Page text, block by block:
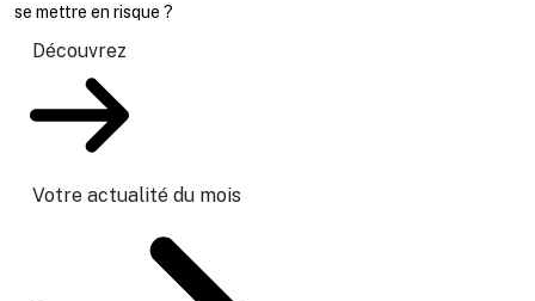
se mettre en risque ?
Découvrez
Votre actualité du mois